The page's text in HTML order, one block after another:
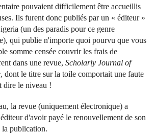
pouvaient difficilement être accueillis
Ils furent donc publiés par un « éditeur »
(un des paradis pour ce genre
qui publie n'importe quoi pourvu que vous
somme censée couvrir les frais de
dans une revue, Scholarly Journal of
, dont le titre sur la toile comportait une faute
dire le niveau !
la revue (uniquement électronique) a
d'avoir payé le renouvellement de son
la publication.